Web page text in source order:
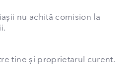
nu achită comision la
tine și proprietarul curent.